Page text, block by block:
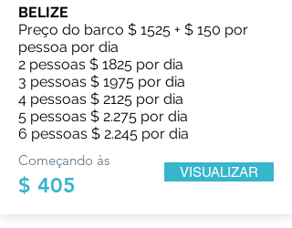
BELIZE
Preço do barco $ 1525 + $ 150 por
pessoa por dia
2 pessoas $ 1825 por dia
3 pessoas $ 1975 por dia
4 pessoas $ 2125 por dia
5 pessoas $ 2.275 por dia
6 pessoas $ 2.245 por dia
Começando às
$ 405
VISUALIZAR